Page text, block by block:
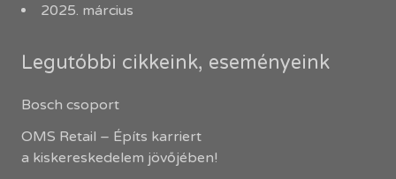
2025. március
Legutóbbi cikkeink, eseményeink
Bosch csoport
OMS Retail – Építs karriert
a kiskereskedelem jövőjében!